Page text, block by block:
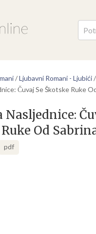
/Ljubavni Romani - Ljubići/
Čuvaj Se Škotske Ruke
Nasljednice:
Od
pdf